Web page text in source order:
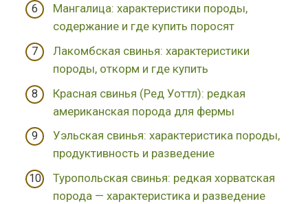
Мангалица: характеристики породы,
содержание и где купить поросят
Лакомбская свинья: характеристики
породы, откорм и где купить
Красная свинья (Ред Уоттл): редкая
американская порода для фермы
Уэльская свинья: характеристика породы,
продуктивность и разведение
Туропольская свинья: редкая хорватская
порода — характеристика и разведение